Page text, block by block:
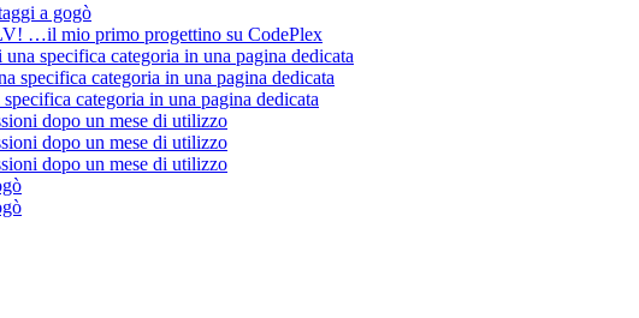
a gogò
…il mio primo progettino su CodePlex
specifica categoria in una pagina dedicata
specifica categoria in una pagina dedicata
categoria in una pagina dedicata
dopo un mese di utilizzo
dopo un mese di utilizzo
dopo un mese di utilizzo